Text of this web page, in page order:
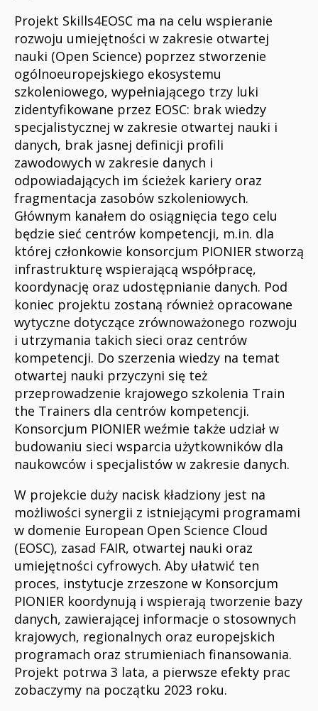
Projekt Skills4EOSC ma na celu wspieranie
rozwoju umiejętności w zakresie otwartej
nauki (Open Science) poprzez stworzenie
ogólnoeuropejskiego ekosystemu
szkoleniowego, wypełniającego trzy luki
zidentyfikowane przez EOSC: brak wiedzy
specjalistycznej w zakresie otwartej nauki i
danych, brak jasnej definicji profili
zawodowych w zakresie danych i
odpowiadających im ścieżek kariery oraz
fragmentacja zasobów szkoleniowych.
Głównym kanałem do osiągnięcia tego celu
będzie sieć centrów kompetencji, m.in. dla
której członkowie konsorcjum PIONIER stworzą
infrastrukturę wspierającą współpracę,
koordynację oraz udostępnianie danych. Pod
koniec projektu zostaną również opracowane
wytyczne dotyczące zrównoważonego rozwoju
i utrzymania takich sieci oraz centrów
kompetencji. Do szerzenia wiedzy na temat
otwartej nauki przyczyni się też
przeprowadzenie krajowego szkolenia Train
the Trainers dla centrów kompetencji.
Konsorcjum PIONIER weźmie także udział w
budowaniu sieci wsparcia użytkowników dla
naukowców i specjalistów w zakresie danych.
W projekcie duży nacisk kładziony jest na
możliwości synergii z istniejącymi programami
w domenie European Open Science Cloud
(EOSC), zasad FAIR, otwartej nauki oraz
umiejętności cyfrowych. Aby ułatwić ten
proces, instytucje zrzeszone w Konsorcjum
PIONIER koordynują i wspierają tworzenie bazy
danych, zawierającej informacje o stosownych
krajowych, regionalnych oraz europejskich
programach oraz strumieniach finansowania.
Projekt potrwa 3 lata, a pierwsze efekty prac
zobaczymy na początku 2023 roku.